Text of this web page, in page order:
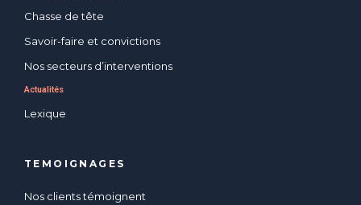
Chasse de tête
Savoir-faire et convictions
Nos secteurs d’interventions
Actualités
Lexique
TEMOIGNAGES
Nos clients témoignent